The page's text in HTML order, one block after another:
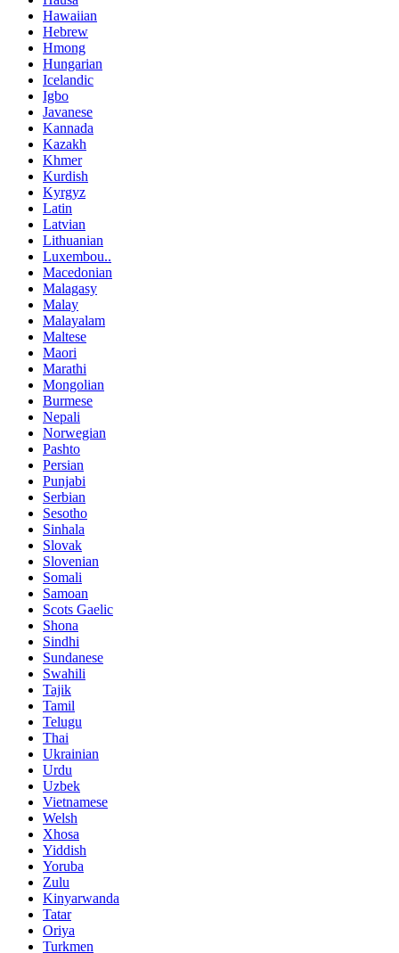
Hawaiian
Hebrew
Hmong
Hungarian
Icelandic
Igbo
Javanese
Kannada
Kazakh
Khmer
Kurdish
Kyrgyz
Latin
Latvian
Lithuanian
Luxembou..
Macedonian
Malagasy
Malay
Malayalam
Maltese
Maori
Marathi
Mongolian
Burmese
Nepali
Norwegian
Pashto
Persian
Punjabi
Serbian
Sesotho
Sinhala
Slovak
Slovenian
Somali
Samoan
Scots Gaelic
Shona
Sindhi
Sundanese
Swahili
Tajik
Tamil
Telugu
Thai
Ukrainian
Urdu
Uzbek
Vietnamese
Welsh
Xhosa
Yiddish
Yoruba
Zulu
Kinyarwanda
Tatar
Oriya
Turkmen